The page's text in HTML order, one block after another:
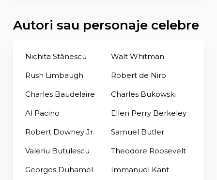
Autori sau personaje celebre
Nichita Stănescu Walt Whitman
Rush Limbaugh Robert de Niro
Charles Baudelaire Charles Bukowski
Al Pacino Ellen Perry Berkeley
Robert Downey Jr. Samuel Butler
Valeriu Butulescu Theodore Roosevelt
Georges Duhamel Immanuel Kant